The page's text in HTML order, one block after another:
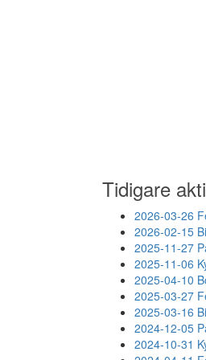
Tidigare
2026-03-26
2026-02-15
2025-11-27
2025-11-06
2025-04-10
2025-03-27
2025-03-16
2024-12-05
2024-10-31